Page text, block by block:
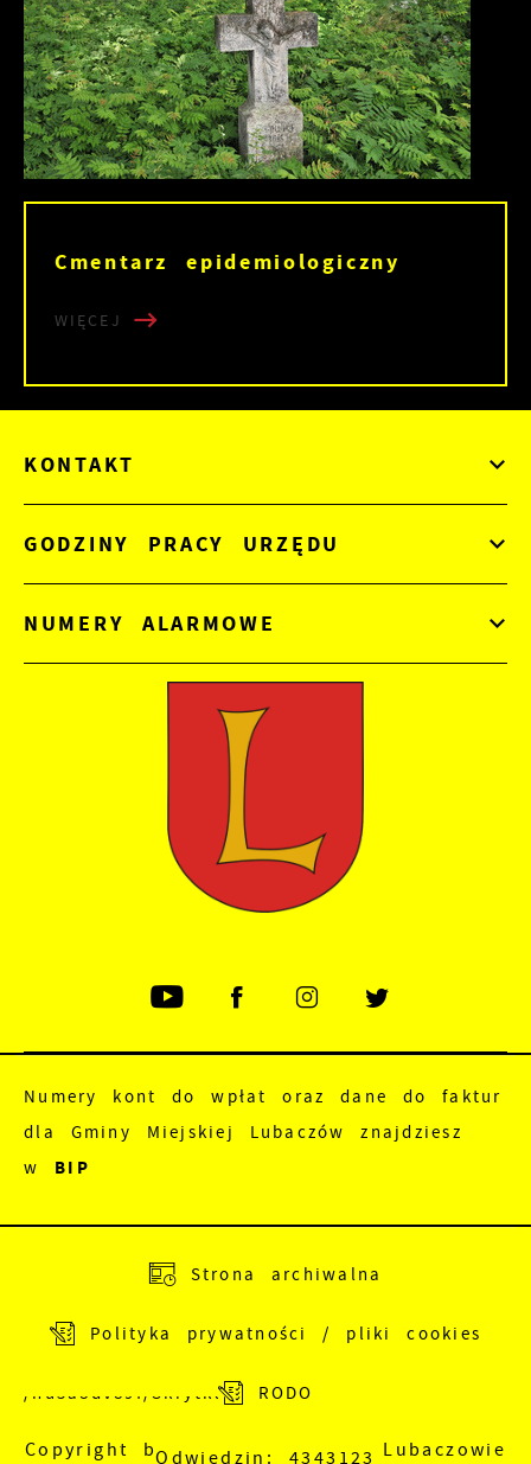
Cmentarz epidemiologiczny
WIĘCEJ
KONTAKT
GODZINY PRACY URZĘDU
NUMERY ALARMOWE
Numery kont do wpłat oraz dane do faktur
dla Gminy Miejskiej Lubaczów znajdziesz
w BIP
/nu5a8dv89f/SkrytkaESP
Strona archiwalna
Polityka prywatności / pliki cookies
RODO
Odwiedzin: 4343123
Copyright by Urząd Miejski w Lubaczowie